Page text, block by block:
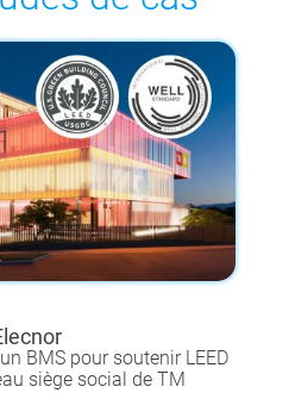
BMS pour soutenir LEED
siège social de TM